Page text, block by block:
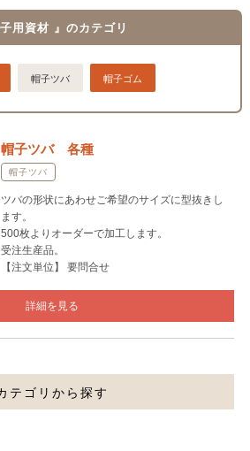
テゴリから探す
子用資材 』のカテゴリ
帽子ツバ 帽子ゴム
帽子ツバ 各種
帽子ツバ
ツバの形状にあわせご希望のサイズに型抜きし
ます。
500枚よりオーダーで加工します。
受注生産品。
【注文単位】 要問合せ
詳細を見る